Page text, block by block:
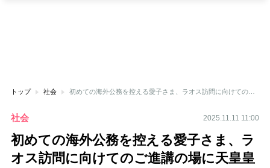
トップ 社会 初めての海外公務を控える愛子さま、ラオス訪問に向けてのご進講の場に天皇皇后両陛下が異例の同席 万全の準備のもと送り出したい…にじむ両陛下の強い思い
社会 2025.11.11 11:00
初めての海外公務を控える愛子さま、ラ
オス訪問に向けてのご進講の場に天皇皇